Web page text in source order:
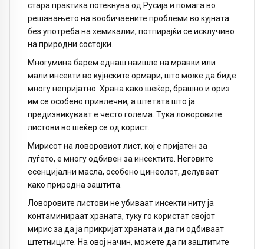
стара практика потекнува од Русија и помага во
решавањето на вообичаените проблеми во кујната
без употреба на хемикалии, потпирајќи се исклучиво
на природни состојки.
Многумина барем еднаш наишле на мравки или
мали инсекти во кујнските ормари, што може да биде
многу непријатно. Храна како шеќер, брашно и ориз
им се особено привлечни, а штетата што ја
предизвикуваат е често голема. Тука ловоровите
листови во шеќер се од корист.
Мирисот на ловоровиот лист, кој е пријатен за
луѓето, е многу одбивен за инсектите. Неговите
есенцијални масла, особено цинеолот, делуваат
како природна заштита.
Ловоровите листови не убиваат инсекти ниту ја
контаминираат храната, туку го користат својот
мирис за да ја прикријат храната и да ги одбиваат
штетниците. На овој начин, можете да ги заштитите